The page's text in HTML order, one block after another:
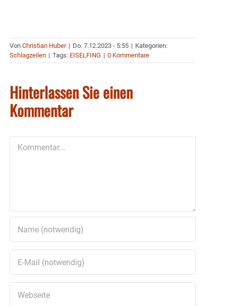
Von Christian Huber | Do. 7.12.2023 - 5:55 | Kategorien:
Schlagzeilen | Tags: EISELFING | 0 Kommentare
Hinterlassen Sie einen
Kommentar